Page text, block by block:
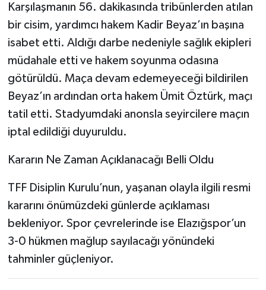
Karşılaşmanın 56. dakikasında tribünlerden atılan
bir cisim, yardımcı hakem Kadir Beyaz’ın başına
isabet etti. Aldığı darbe nedeniyle sağlık ekipleri
müdahale etti ve hakem soyunma odasına
götürüldü. Maça devam edemeyeceği bildirilen
Beyaz’ın ardından orta hakem Ümit Öztürk, maçı
tatil etti. Stadyumdaki anonsla seyircilere maçın
iptal edildiği duyuruldu.
Kararın Ne Zaman Açıklanacağı Belli Oldu
TFF Disiplin Kurulu’nun, yaşanan olayla ilgili resmi
kararını önümüzdeki günlerde açıklaması
bekleniyor. Spor çevrelerinde ise Elazığspor’un
3-0 hükmen mağlup sayılacağı yönündeki
tahminler güçleniyor.